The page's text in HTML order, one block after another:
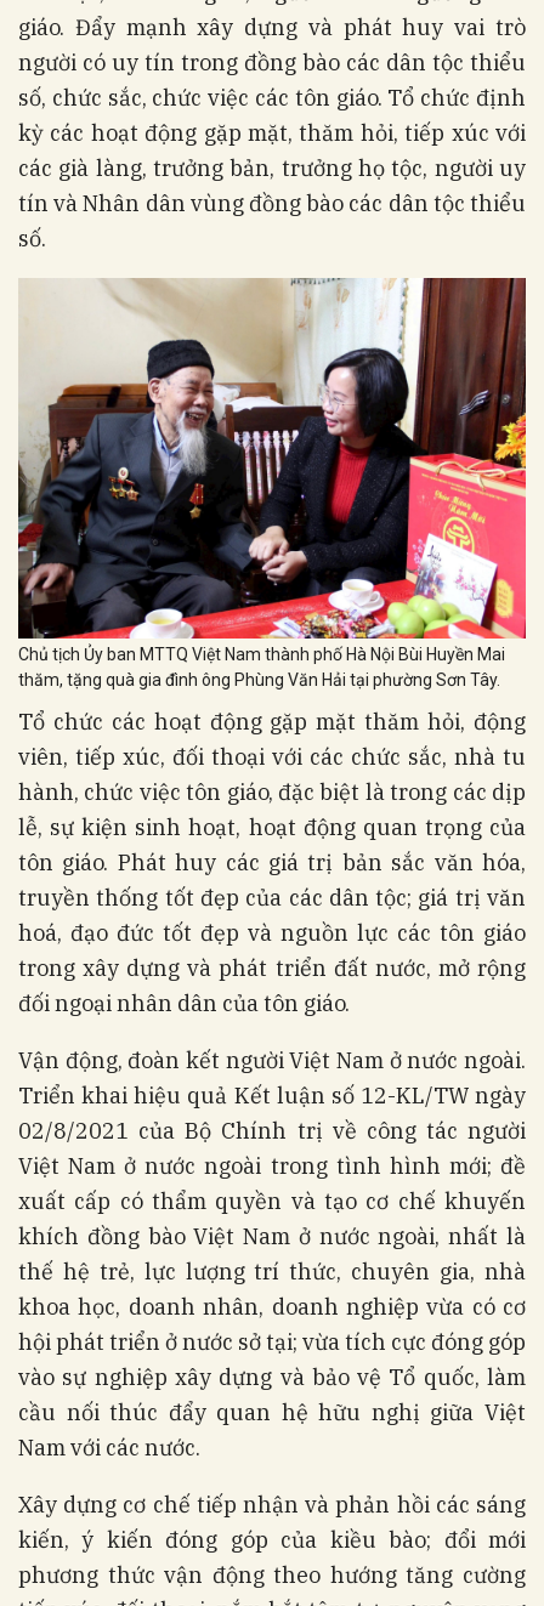
giáo. Đẩy mạnh xây dựng và phát huy vai trò
người có uy tín trong đồng bào các dân tộc thiểu
số, chức sắc, chức việc các tôn giáo. Tổ chức định
kỳ các hoạt động gặp mặt, thăm hỏi, tiếp xúc với
các già làng, trưởng bản, trưởng họ tộc, người uy
tín và Nhân dân vùng đồng bào các dân tộc thiểu
số.
Chủ tịch Ủy ban MTTQ Việt Nam thành phố Hà Nội Bùi Huyền Mai
thăm, tặng quà gia đình ông Phùng Văn Hải tại phường Sơn Tây.
Tổ chức các hoạt động gặp mặt thăm hỏi, động
viên, tiếp xúc, đối thoại với các chức sắc, nhà tu
hành, chức việc tôn giáo, đặc biệt là trong các dịp
lễ, sự kiện sinh hoạt, hoạt động quan trọng của
tôn giáo. Phát huy các giá trị bản sắc văn hóa,
truyền thống tốt đẹp của các dân tộc; giá trị văn
hoá, đạo đức tốt đẹp và nguồn lực các tôn giáo
trong xây dựng và phát triển đất nước, mở rộng
đối ngoại nhân dân của tôn giáo.
Vận động, đoàn kết người Việt Nam ở nước ngoài.
Triển khai hiệu quả Kết luận số 12-KL/TW ngày
02/8/2021 của Bộ Chính trị về công tác người
Việt Nam ở nước ngoài trong tình hình mới; đề
xuất cấp có thẩm quyền và tạo cơ chế khuyến
khích đồng bào Việt Nam ở nước ngoài, nhất là
thế hệ trẻ, lực lượng trí thức, chuyên gia, nhà
khoa học, doanh nhân, doanh nghiệp vừa có cơ
hội phát triển ở nước sở tại; vừa tích cực đóng góp
vào sự nghiệp xây dựng và bảo vệ Tổ quốc, làm
cầu nối thúc đẩy quan hệ hữu nghị giữa Việt
Nam với các nước.
Xây dựng cơ chế tiếp nhận và phản hồi các sáng
kiến, ý kiến đóng góp của kiều bào; đổi mới
phương thức vận động theo hướng tăng cường